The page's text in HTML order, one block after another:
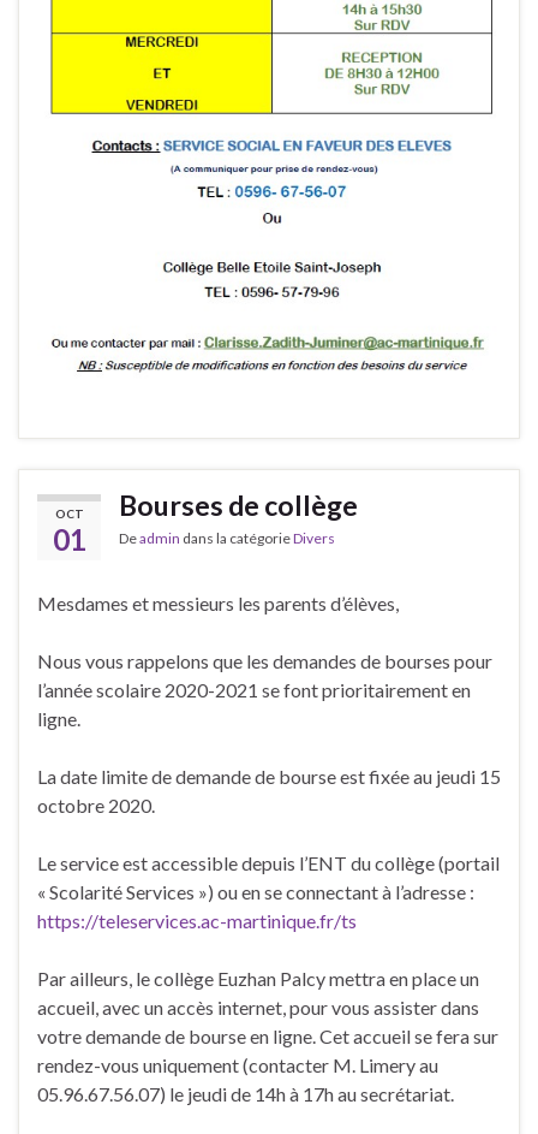
OCT
01
Bourses de collège
Deadmin dans la catégorieDivers
Mesdames et messieurs les parents d’élèves,
Nous vous rappelons que les demandes de bourses pour
l’année scolaire 2020-2021 se font prioritairement en
ligne.
La date limite de demande de bourse est fixée au jeudi 15
octobre 2020.
Le service est accessible depuis l’ENT du collège (portail
« Scolarité Services ») ou en se connectant à l’adresse :
https://teleservices.ac-martinique.fr/ts
Par ailleurs, le collège Euzhan Palcy mettra en place un
accueil, avec un accès internet, pour vous assister dans
votre demande de bourse en ligne. Cet accueil se fera sur
rendez-vous uniquement (contacter M. Limery au
05.96.67.56.07) le jeudi de 14h à 17h au secrétariat.